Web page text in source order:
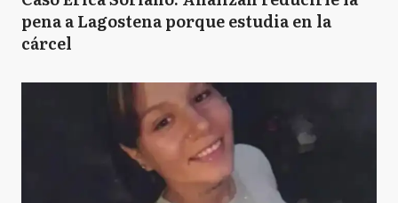
pena a Lagostena porque estudia en la
cárcel